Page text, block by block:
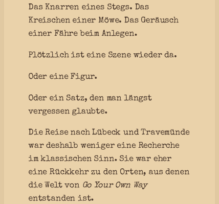
Das Knarren eines Stegs. Das
Kreischen einer Möwe. Das Geräusch
einer Fähre beim Anlegen.
Plötzlich ist eine Szene wieder da.
Oder eine Figur.
Oder ein Satz, den man längst
vergessen glaubte.
Die Reise nach Lübeck und Travemünde
war deshalb weniger eine Recherche
im klassischen Sinn. Sie war eher
eine Rückkehr zu den Orten, aus denen
die Welt von Go Your Own Way
entstanden ist.